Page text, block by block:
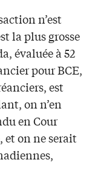
n’est
la plus grosse
évaluée à 52
pour BCE,
est
on n’en
en Cour
et on ne serait